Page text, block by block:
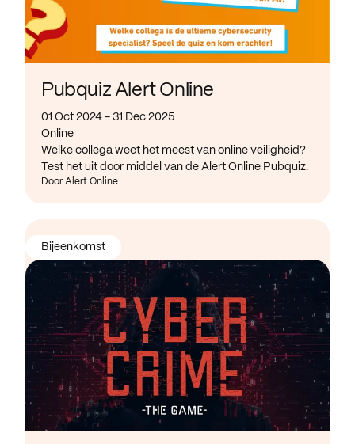
Pubquiz Alert Online
01 Oct 2024 - 31 Dec 2025
Online
Welke collega weet het meest van online veiligheid?
Test het uit door middel van de Alert Online Pubquiz.
Door Alert Online
Bijeenkomst